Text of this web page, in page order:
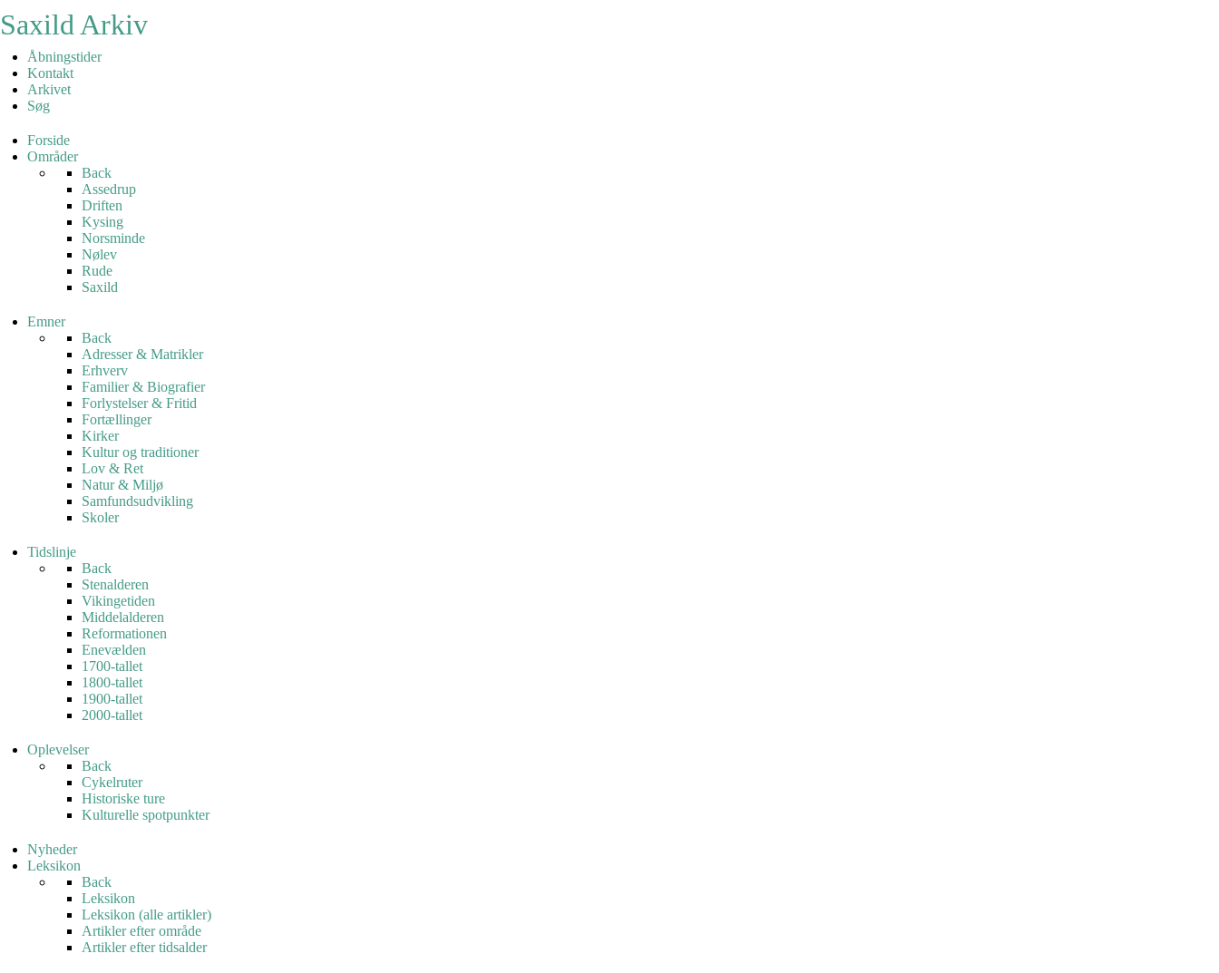
Saxild Arkiv
Åbningstider
Kontakt
Arkivet
Søg
Forside
Områder
Back
Assedrup
Driften
Kysing
Norsminde
Nølev
Rude
Saxild
Emner
Back
Adresser & Matrikler
Erhverv
Familier & Biografier
Forlystelser & Fritid
Fortællinger
Kirker
Kultur og traditioner
Lov & Ret
Natur & Miljø
Samfundsudvikling
Skoler
Tidslinje
Back
Stenalderen
Vikingetiden
Middelalderen
Reformationen
Enevælden
1700-tallet
1800-tallet
1900-tallet
2000-tallet
Oplevelser
Back
Cykelruter
Historiske ture
Kulturelle spotpunkter
Nyheder
Leksikon
Back
Leksikon
Leksikon (alle artikler)
Artikler efter område
Artikler efter tidsalder